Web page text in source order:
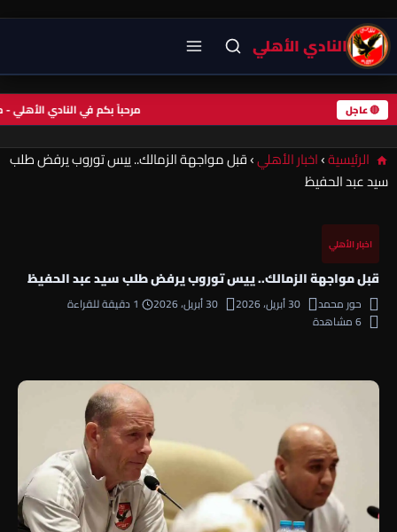
النادي الأهلي
🔴 عاجل مرحباً بكم في النادي
الرئيسية›اخبار الأهلي›قبل مواجهة الزمالك.. ييس توروب يرفض طلب
سيد عبد الحفيظ
اخبار الأهلي
قبل مواجهة الزمالك.. ييس توروب يرفض طلب سيد عبد الحفيظ
حور محمد 30 أبريل، 2026 30 أبريل، 2026
1 دقيقة للقراءة
6 مشاهدة